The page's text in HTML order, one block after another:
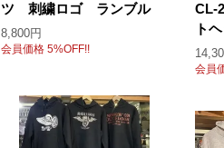
ツ 刺繍ロゴ ランブル
8,800円
会員価格 5%OFF!!
CL-
ト
会員